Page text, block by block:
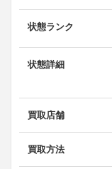
状態ランク
状態詳細
買取店舗
買取方法